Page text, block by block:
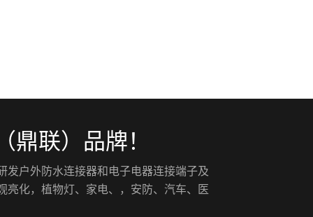
联）品牌！
发户外防水连接器和电子电器连接端子及
亮化，植物灯、家电、，安防、汽车、医